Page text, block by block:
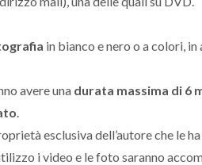
in bianco e nero o a colori,
avere una durata massima di 6
.
esclusiva dell’autore che le
i video e le foto saranno